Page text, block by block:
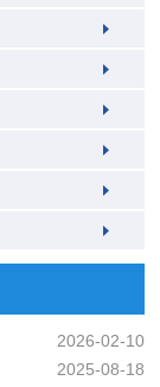
2026-02-10
2025-08-18